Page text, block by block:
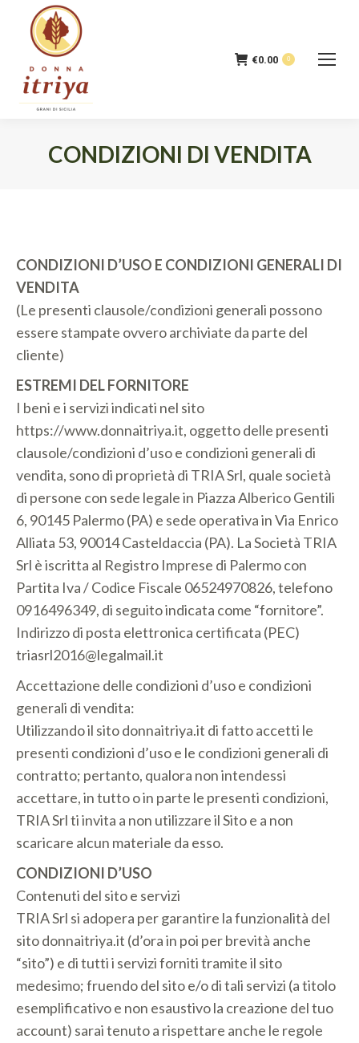
€0.00 0
CONDIZIONI DI VENDITA
CONDIZIONI D’USO E CONDIZIONI GENERALI DI
VENDITA
(Le presenti clausole/condizioni generali possono
essere stampate ovvero archiviate da parte del
cliente)
ESTREMI DEL FORNITORE
I beni e i servizi indicati nel sito
https://www.donnaitriya.it, oggetto delle presenti
clausole/condizioni d’uso e condizioni generali di
vendita, sono di proprietà di TRIA Srl, quale società
di persone con sede legale in Piazza Alberico Gentili
6, 90145 Palermo (PA) e sede operativa in Via Enrico
Alliata 53, 90014 Casteldaccia (PA). La Società TRIA
Srl è iscritta al Registro Imprese di Palermo con
Partita Iva / Codice Fiscale 06524970826, telefono
0916496349, di seguito indicata come “fornitore”.
Indirizzo di posta elettronica certificata (PEC)
triasrl2016@legalmail.it
Accettazione delle condizioni d’uso e condizioni
generali di vendita:
Utilizzando il sito donnaitriya.it di fatto accetti le
presenti condizioni d’uso e le condizioni generali di
contratto; pertanto, qualora non intendessi
accettare, in tutto o in parte le presenti condizioni,
TRIA Srl ti invita a non utilizzare il Sito e a non
scaricare alcun materiale da esso.
CONDIZIONI D’USO
Contenuti del sito e servizi
TRIA Srl si adopera per garantire la funzionalità del
sito donnaitriya.it (d’ora in poi per brevità anche
“sito”) e di tutti i servizi forniti tramite il sito
medesimo; fruendo del sito e/o di tali servizi (a titolo
esemplificativo e non esaustivo la creazione del tuo
account) sarai tenuto a rispettare anche le regole